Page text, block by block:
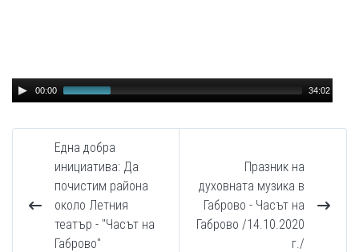
Audio
Player
00:00 34:02
Една добра
инициатива: Да
почистим района
около Летния
театър - "Часът на
Габрово"
Празник на
духовната музика в
Габрово - Часът на
Габрово /14.10.2020
г./